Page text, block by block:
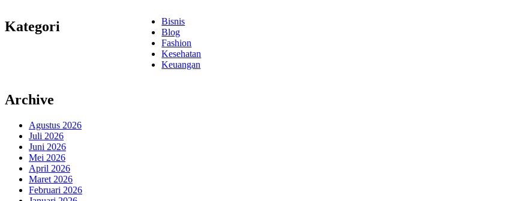
Kategori
Bisnis
Blog
Fashion
Kesehatan
Keuangan
Archive
Agustus 2026
Juli 2026
Juni 2026
Mei 2026
April 2026
Maret 2026
Februari 2026